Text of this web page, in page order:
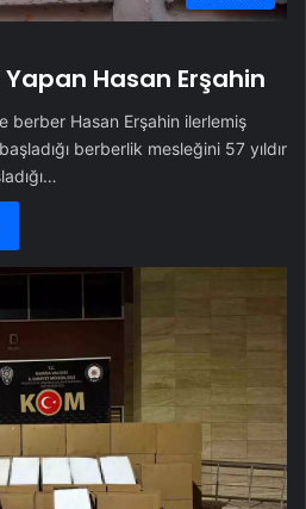
Yapan Hasan Erşahin
berber Hasan Erşahin ilerlemiş
berberlik mesleğini 57 yıldır